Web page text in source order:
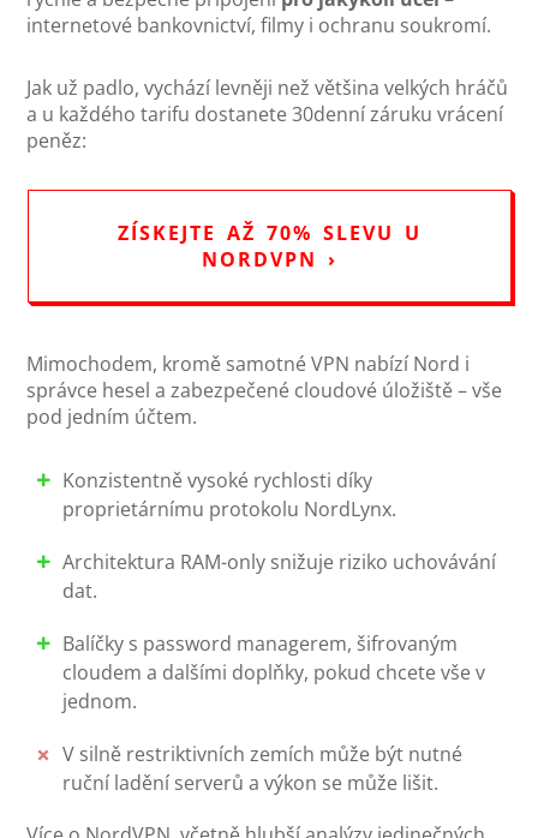
internetové bankovnictví, filmy i ochranu soukromí.
Jak už padlo, vychází levněji než většina velkých hráčů
a u každého tarifu dostanete 30denní záruku vrácení
peněz:
ZÍSKEJTE AŽ 70% SLEVU U
NORDVPN ›
Mimochodem, kromě samotné VPN nabízí Nord i
správce hesel a zabezpečené cloudové úložiště – vše
pod jedním účtem.
Konzistentně vysoké rychlosti díky
proprietárnímu protokolu NordLynx.
Architektura RAM-only snižuje riziko uchovávání
dat.
Balíčky s password managerem, šifrovaným
cloudem a dalšími doplňky, pokud chcete vše v
jednom.
V silně restriktivních zemích může být nutné
ruční ladění serverů a výkon se může lišit.